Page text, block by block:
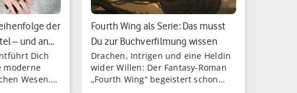
der
– und an…
Dich
moderne
Wesen.
Fourth Wing als Serie: Das musst
Du zur Buchverfilmung wissen
Drachen, Intrigen und eine Heldin
wider Willen: Der Fantasy-Roman
„Fourth Wing“ begeistert schon